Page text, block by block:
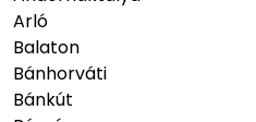
Arló
Balaton
Bánhorváti
Bánkút